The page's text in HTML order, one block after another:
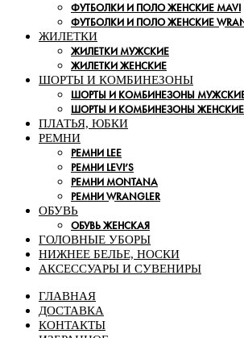
ФУТБОЛКИ И ПОЛО ЖЕНСКИЕ MAVI
ФУТБОЛКИ И ПОЛО ЖЕНСКИЕ
ЖИЛЕТКИ
ЖИЛЕТКИ МУЖСКИЕ
ЖИЛЕТКИ ЖЕНСКИЕ
ШОРТЫ И КОМБИНЕЗОНЫ
ШОРТЫ И КОМБИНЕЗОНЫ
ШОРТЫ И КОМБИНЕЗОНЫ ЖЕНСКИЕ
ПЛАТЬЯ, ЮБКИ
РЕМНИ
РЕМНИ LEE
РЕМНИ LEVI’S
РЕМНИ MONTANA
РЕМНИ WRANGLER
ОБУВЬ
ОБУВЬ ЖЕНСКАЯ
ГОЛОВНЫЕ УБОРЫ
НИЖНЕЕ БЕЛЬЕ, НОСКИ
АКСЕССУАРЫ И СУВЕНИРЫ
ГЛАВНАЯ
ДОСТАВКА
КОНТАКТЫ